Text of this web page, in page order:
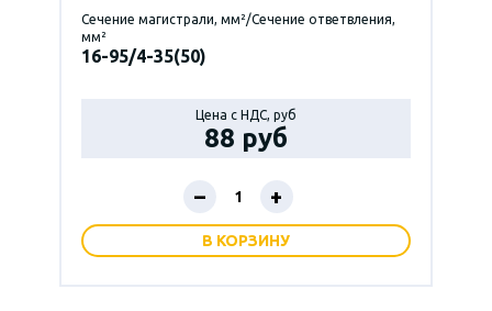
Сечение магистрали, мм²/Сечение ответвления,
мм²
16-95/4-35(50)
Цена с НДС, руб
88 руб
– +
В КОРЗИНУ